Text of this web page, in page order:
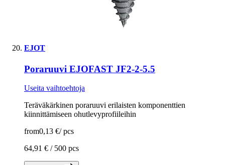
EJOT
Poraruuvi EJOFAST JF2-2-5.5
Useita vaihtoehtoja
Teräväkärkinen poraruuvi erilaisten komponenttien
kiinnittämiseen ohutlevyprofiileihin
from0,13 €/ pcs
64,91 € / 500 pcs